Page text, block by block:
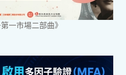
一市場二部曲》